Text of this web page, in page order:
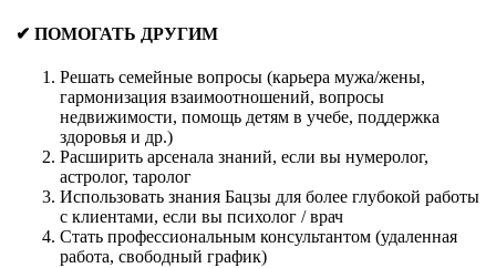
✔ ПОМОГАТЬ ДРУГИМ
Решать семейные вопросы (карьера мужа/жены,
гармонизация взаимоотношений, вопросы
недвижимости, помощь детям в учебе, поддержка
здоровья и др.)
Расширить арсенала знаний, если вы нумеролог,
астролог, таролог
Использовать знания Бацзы для более глубокой работы
с клиентами, если вы психолог / врач
Стать профессиональным консультантом (удаленная
работа, свободный график)